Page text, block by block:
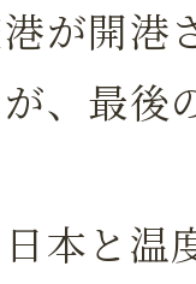
が開港
、最後
本と